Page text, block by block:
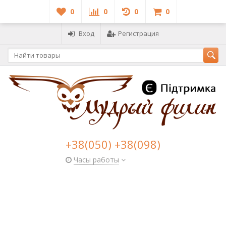
0 0 0 0
Вход Регистрация
+38(050) +38(098)
Часы работы